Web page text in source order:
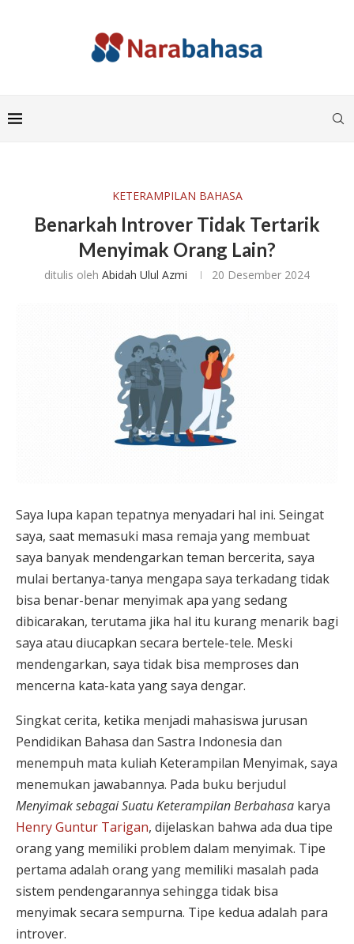
KETERAMPILAN BAHASA
Benarkah Introver Tidak Tertarik
Menyimak Orang Lain?
ditulis oleh Abidah Ulul Azmi 20 Desember 2024
Saya lupa kapan tepatnya menyadari hal ini. Seingat
saya, saat memasuki masa remaja yang membuat
saya banyak mendengarkan teman bercerita, saya
mulai bertanya-tanya mengapa saya terkadang tidak
bisa benar-benar menyimak apa yang sedang
dibicarakan, terutama jika hal itu kurang menarik bagi
saya atau diucapkan secara bertele-tele. Meski
mendengarkan, saya tidak bisa memproses dan
mencerna kata-kata yang saya dengar.
Singkat cerita, ketika menjadi mahasiswa jurusan
Pendidikan Bahasa dan Sastra Indonesia dan
menempuh mata kuliah Keterampilan Menyimak, saya
menemukan jawabannya. Pada buku berjudul
Menyimak sebagai Suatu Keterampilan Berbahasa karya
Henry Guntur Tarigan, dijelaskan bahwa ada dua tipe
orang yang memiliki problem dalam menyimak. Tipe
pertama adalah orang yang memiliki masalah pada
sistem pendengarannya sehingga tidak bisa
menyimak secara sempurna. Tipe kedua adalah para
introver.